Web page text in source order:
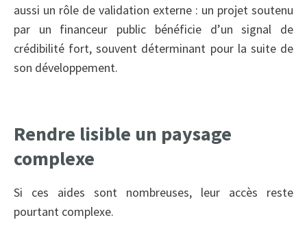
aussi un rôle de validation externe : un projet soutenu
par un financeur public bénéficie d’un signal de
crédibilité fort, souvent déterminant pour la suite de
son développement.
Rendre lisible un paysage
complexe
Si ces aides sont nombreuses, leur accès reste
pourtant complexe.